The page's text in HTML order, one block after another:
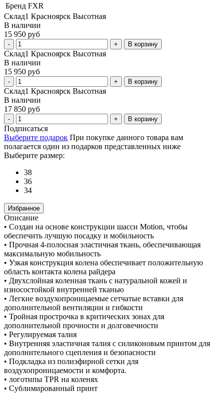
Бренд FXR
Склад1 Красноярск Высотная
В наличии
15 950 руб
В корзину
Склад1 Красноярск Высотная
В наличии
15 950 руб
В корзину
Склад1 Красноярск Высотная
В наличии
17 850 руб
В корзину
Подписаться
Выберите подарок При покупке данного товара вам
полагается один из подарков представленных ниже
Выберите размер:
38
36
34
Избранное
Описание
• Создан на основе конструкции шасси Motion, чтобы
обеспечить лучшую посадку и мобильность
• Прочная 4-полосная эластичная ткань, обеспечивающая
максимальную мобильность
• Узкая конструкция колена обеспечивает положительную
область контакта колена райдера
• Двухслойная коленная ткань с натуральной кожей и
износостойкой внутренней тканью
• Легкие воздухопроницаемые сетчатые вставки для
дополнительной вентиляции и гибкости
• Тройная прострочка в критических зонах для
дополнительной прочности и долговечности
• Регулируемая талия
• Внутренняя эластичная талия с силиконовым принтом для
дополнительного сцепления и безопасности
• Подкладка из полиэфирной сетки для
воздухопроницаемости и комфорта.
• логотипы TPR на коленях
• Сублимированный принт